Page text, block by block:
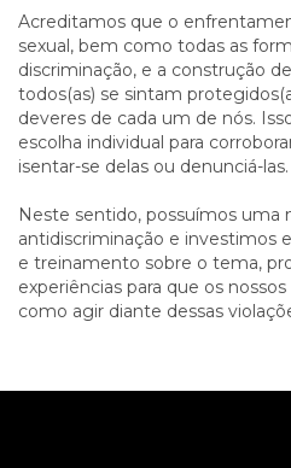
Acreditamos que o
sexual, bem como todas as
discriminação, e a construção
todos(as) se sintam
deveres de cada um de nós.
escolha individual para
isentar-se delas ou denunciá-las.
Neste sentido, possuímos uma
antidiscriminação e investimos
e treinamento sobre o tema,
experiências para que os
como agir diante dessas